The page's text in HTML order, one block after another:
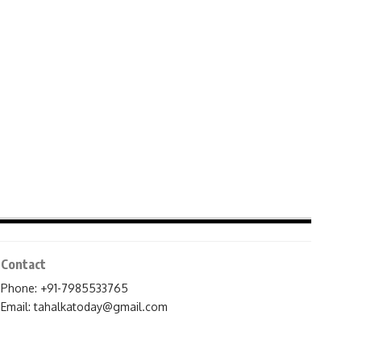
Contact
Phone: +91-7985533765
Email:tahalkatoday@gmail.com